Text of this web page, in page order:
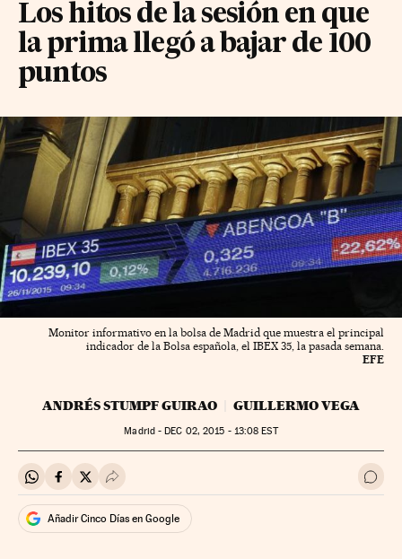
Los hitos de la sesión en que
la prima llegó a bajar de 100
puntos
Monitor informativo en la bolsa de Madrid que muestra el principal
indicador de la Bolsa española, el IBEX 35, la pasada semana.
EFE
ANDRÉS STUMPF GUIRAO GUILLERMO VEGA
Madrid - DEC 02, 2015 - 13:08 EST
Compartir en Whatsapp
Compartir en Facebook
Compartir en Twitter
Desplegar Redes Sociales Ir a
Añadir Cinco Días en Google